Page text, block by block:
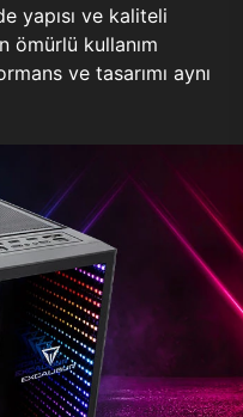
yapısı ve kaliteli
ömürlü kullanım
ve tasarımı aynı